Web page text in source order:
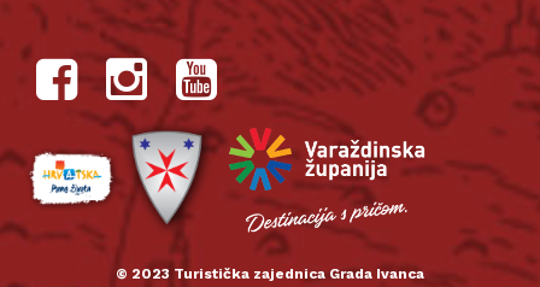
© 2023 Turistička zajednica Grada Ivanca